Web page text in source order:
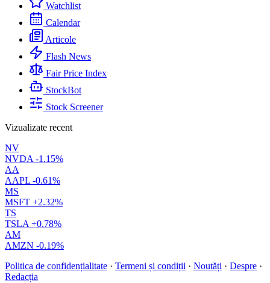
Watchlist
Calendar
Articole
Flash News
Fair Price Index
StockBot
Stock Screener
Vizualizate recent
NV
NVDA -1.15%
AA
AAPL -0.61%
MS
MSFT +2.32%
TS
TSLA +0.78%
AM
AMZN -0.19%
Politica de confidențialitate · Termeni și condiții · Noutăți · Despre ·
Redacția